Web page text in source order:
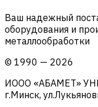
Ваш надежный
оборудования и
металлообработки
© 1990 — 2026
ИООО «АБАМЕТ»
г.Минск,